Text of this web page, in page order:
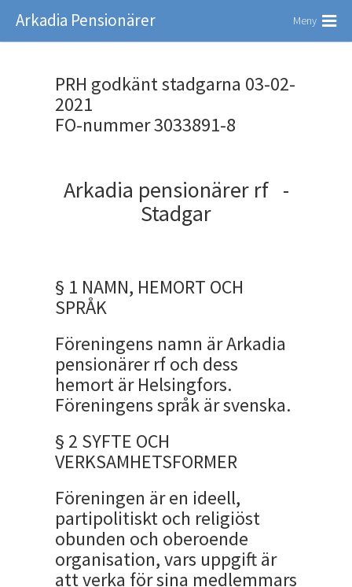
Arkadia Pensionärer Meny
PRH godkänt stadgarna 03-02-
2021
FO-nummer 3033891-8
Arkadia pensionärer rf -
Stadgar
§ 1 NAMN, HEMORT OCH
SPRÅK
Föreningens namn är Arkadia
pensionärer rf och dess
hemort är Helsingfors.
Föreningens språk är svenska.
§ 2 SYFTE OCH
VERKSAMHETSFORMER
Föreningen är en ideell,
partipolitiskt och religiöst
obunden och oberoende
organisation, vars uppgift är
att verka för sina medlemmars